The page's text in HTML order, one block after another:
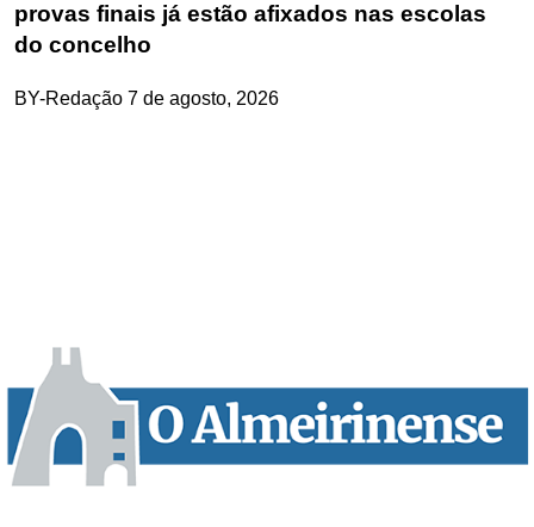
provas finais já estão afixados nas escolas
do concelho
BY-Redação 7 de agosto, 2026